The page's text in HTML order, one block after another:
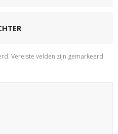
Vereiste velden zijn gemarkeerd